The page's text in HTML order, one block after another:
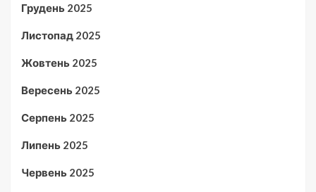
Грудень 2025
Листопад 2025
Жовтень 2025
Вересень 2025
Серпень 2025
Липень 2025
Червень 2025